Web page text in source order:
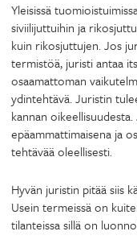
Yleisissä
siviilijuttuihin ja
kuin rikosjuttujen. Jos
termistöä, juristi antaa
osaamattoman
ydintehtävä. Juristin
kannan
epäammattimaisena ja
tehtävää oleellisesti.
Hyvän juristin pitää siis
Usein termeissä on
tilanteissa sillä on